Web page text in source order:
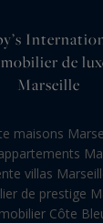
de
Marseille
maisons
villas
de prestige
Côte